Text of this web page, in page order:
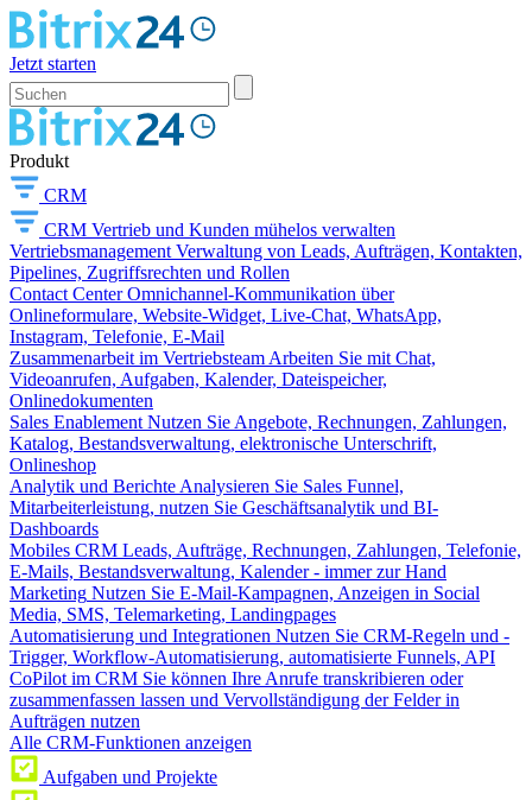
Jetzt starten
Produkt
CRM
CRM Vertrieb und Kunden mühelos verwalten
Vertriebsmanagement Verwaltung von Leads, Aufträgen, Kontakten,
Pipelines, Zugriffsrechten und Rollen
Contact Center Omnichannel-Kommunikation über
Onlineformulare, Website-Widget, Live-Chat, WhatsApp,
Instagram, Telefonie, E-Mail
Zusammenarbeit im Vertriebsteam Arbeiten Sie mit Chat,
Videoanrufen, Aufgaben, Kalender, Dateispeicher,
Onlinedokumenten
Sales Enablement Nutzen Sie Angebote, Rechnungen, Zahlungen,
Katalog, Bestandsverwaltung, elektronische Unterschrift,
Onlineshop
Analytik und Berichte Analysieren Sie Sales Funnel,
Mitarbeiterleistung, nutzen Sie Geschäftsanalytik und BI-
Dashboards
Mobiles CRM Leads, Aufträge, Rechnungen, Zahlungen, Telefonie,
E-Mails, Bestandsverwaltung, Kalender - immer zur Hand
Marketing Nutzen Sie E-Mail-Kampagnen, Anzeigen in Social
Media, SMS, Telemarketing, Landingpages
Automatisierung und Integrationen Nutzen Sie CRM-Regeln und -
Trigger, Workflow-Automatisierung, automatisierte Funnels, API
CoPilot im CRM Sie können Ihre Anrufe transkribieren oder
zusammenfassen lassen und Vervollständigung der Felder in
Aufträgen nutzen
Alle CRM-Funktionen anzeigen
Aufgaben und Projekte